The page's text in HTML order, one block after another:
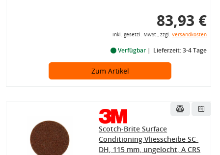
83,93 €
inkl. gesetzl. MwSt., zzgl. Versandkosten
Verfügbar Lieferzeit: 3-4 Tage
Zum Artikel
Scotch-Brite Surface
Conditioning Vliesscheibe SC-
DH, 115 mm, ungelocht, A CRS